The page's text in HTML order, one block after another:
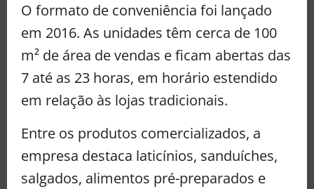
O formato de conveniência foi lançado
em 2016. As unidades têm cerca de 100
m² de área de vendas e ficam abertas das
7 até as 23 horas, em horário estendido
em relação às lojas tradicionais.
Entre os produtos comercializados, a
empresa destaca laticínios, sanduíches,
salgados, alimentos pré-preparados e